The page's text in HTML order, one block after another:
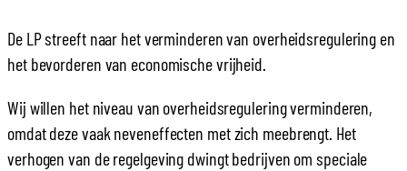
De LP streeft naar het verminderen van overheidsregulering en
het bevorderen van economische vrijheid.
Wij willen het niveau van overheidsregulering verminderen,
omdat deze vaak neveneffecten met zich meebrengt. Het
verhogen van de regelgeving dwingt bedrijven om speciale